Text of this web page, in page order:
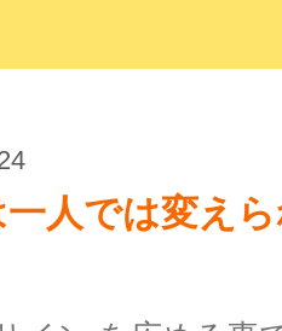
人では変え